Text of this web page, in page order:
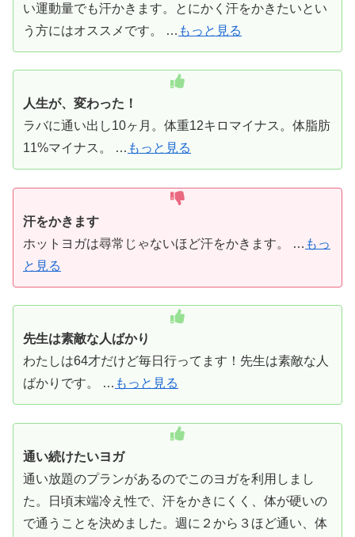
い運動量でも汗かきます。とにかく汗をかきたいとい
う方にはオススメです。 … もっと見る
人生が、変わった！
ラバに通い出し10ヶ月。体重12キロマイナス。体脂肪
11%マイナス。 … もっと見る
汗をかきます
ホットヨガは尋常じゃないほど汗をかきます。 … もっ
と見る
先生は素敵な人ばかり
わたしは64才だけど毎日行ってます！先生は素敵な人
ばかりです。 … もっと見る
通い続けたいヨガ
通い放題のプランがあるのでこのヨガを利用しまし
た。日頃末端冷え性で、汗をかきにくく、体が硬いの
で通うことを決めました。週に２から３ほど通い、体